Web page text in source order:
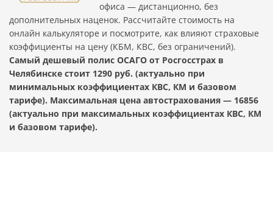
офиса — дистанционно, без
дополнительных наценок. Рассчитайте стоимость на
онлайн калькуляторе и посмотрите, как влияют страховые
коэффициенты на цену (КБМ, КВС, без ограничений).
Самый дешевый полис ОСАГО от Росгосстрах в
Челябинске стоит 1290 руб. (актуально при
минимальных коэффициентах КВС, КМ и базовом
тарифе). Максимальная цена автострахования — 16856
(актуально при максимальных коэффициентах КВС, КМ
и базовом тарифе).